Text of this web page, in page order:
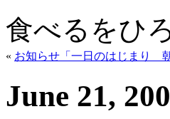
食べるをひ
« お知らせ「一日のはじまり
June 21,